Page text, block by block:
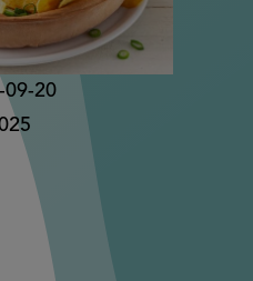
09-20